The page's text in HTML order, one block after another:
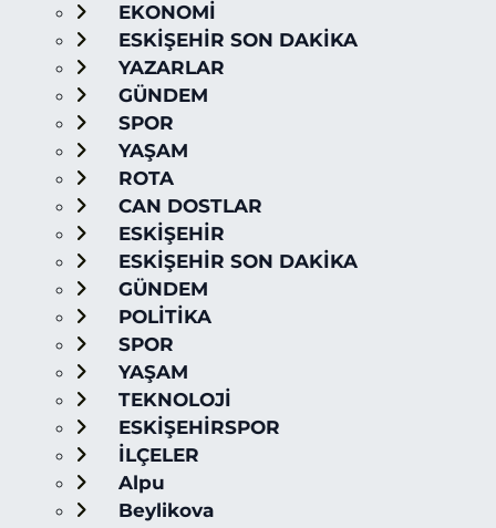
EKONOMİ
ESKİŞEHİR SON DAKİKA
YAZARLAR
GÜNDEM
SPOR
YAŞAM
ROTA
CAN DOSTLAR
ESKİŞEHİR
ESKİŞEHİR SON DAKİKA
GÜNDEM
POLİTİKA
SPOR
YAŞAM
TEKNOLOJİ
ESKİŞEHİRSPOR
İLÇELER
Alpu
Beylikova